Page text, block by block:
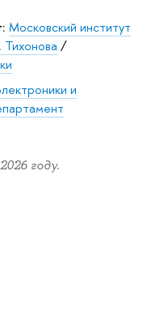
Московский институт
/
и
году.